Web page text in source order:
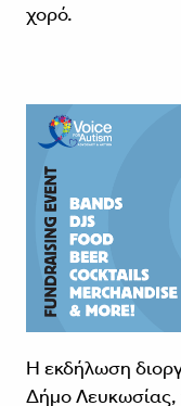
χορό.
Η εκδήλωση
Δήμο Λευκωσίας,